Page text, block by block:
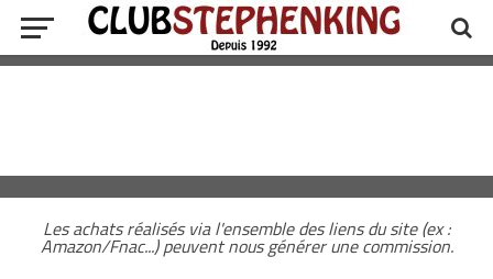
Les achats réalisés via l'ensemble des liens du site (ex :
Amazon/Fnac...) peuvent nous générer une commission.